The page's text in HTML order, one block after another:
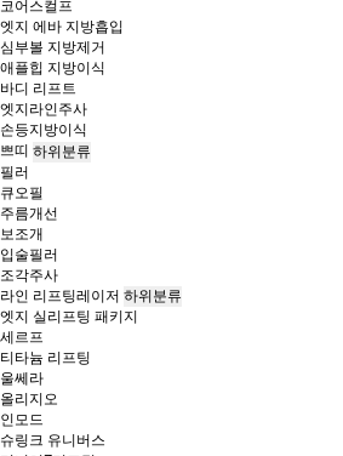
코어스컬프
엣지 에바 지방흡입
심부볼 지방제거
애플힙 지방이식
바디 리프트
엣지라인주사
손등지방이식
쁘띠 하위분류
필러
큐오필
주름개선
보조개
입술필러
조각주사
라인 리프팅레이저 하위분류
엣지 실리프팅 패키지
세르프
티타늄 리프팅
울쎄라
올리지오
인모드
슈링크 유니버스